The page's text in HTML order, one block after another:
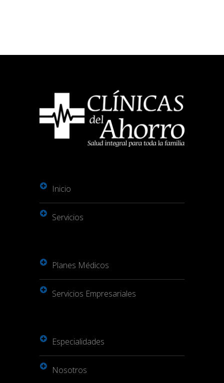
Inicio
Servicios
Planes Médicos
Servicios Empresariales
Especialidades
Nosotros